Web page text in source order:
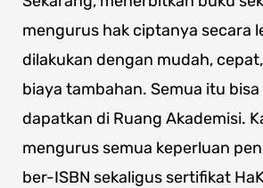
mengurus hak ciptanya secara
dilakukan dengan mudah,
biaya tambahan. Semua itu bisa
dapatkan di Ruang Akademisi.
mengurus semua keperluan
ber-ISBN sekaligus sertifikat